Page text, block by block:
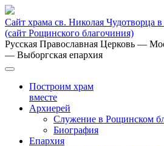
Сайт храма св. Николая Чудотворца
(сайт Рощинского благочиния)
Русская Православная Церковь —
— Выборгская епархия
Построим храм
вместе
Архиерей
Служение в Рощинском
Биография
Епархия